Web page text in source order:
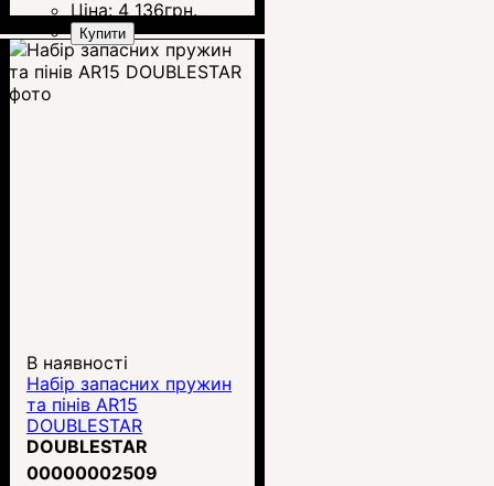
Ціна: 4 136грн.
Купити
В наявності
Набір запасних пружин
та пінів AR15
DOUBLESTAR
DOUBLESTAR
00000002509